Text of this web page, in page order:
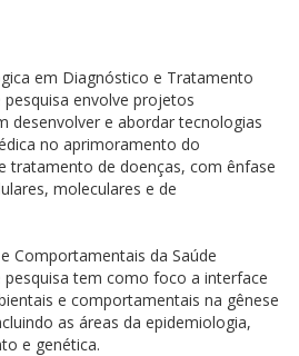
em Diagnóstico e Tratamento
pesquisa envolve projetos
desenvolver e abordar tecnologias
no aprimoramento do
tratamento de doenças, com ênfase
moleculares e de
Comportamentais da Saúde
pesquisa tem como foco a interface
e comportamentais na gênese
as áreas da epidemiologia,
e genética.